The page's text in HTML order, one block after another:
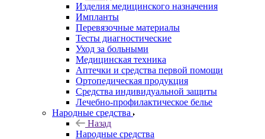
Изделия медицинского назначения
Импланты
Перевязочные материалы
Тесты диагностические
Уход за больными
Медицинская техника
Аптечки и средства первой помощи
Ортопедическая продукция
Средства индивидуальной защиты
Лечебно-профилактическое белье
Народные средства
Назад
Народные средства